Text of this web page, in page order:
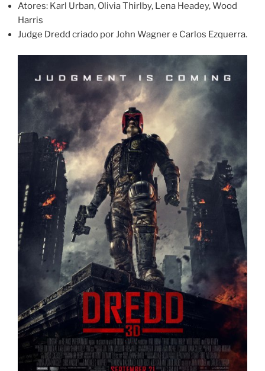
Atores: Karl Urban, Olivia Thirlby, Lena Headey, Wood
Harris
Judge Dredd criado por John Wagner e Carlos Ezquerra.